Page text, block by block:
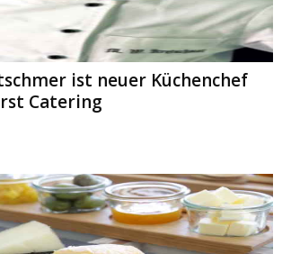
ist neuer Küchenchef
Catering